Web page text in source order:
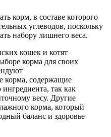
корм, в составе которого
углеводов, поскольку
набору лишнего веса.
кошек и котят
корма для своих
корма, содержащие
ингредиента, так как
весу. Другие
корма, который
баланс и здоровье